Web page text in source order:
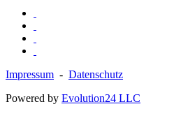
Impressum - Datenschutz
Powered by Evolution24 LLC